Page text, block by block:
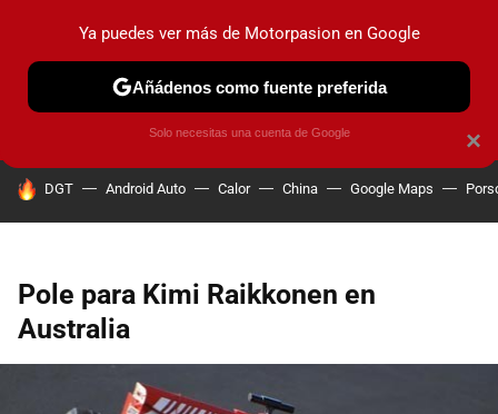
PRUEBAS COCHES ELÉCTRICOS OBSERVATORIO
HOY SE HABLA DE
DGT Android Auto Calor China Google Maps
Pole para Kimi Raikkonen en
Australia
×
Ya puedes ver más de Motorpasion en Google
Añádenos como fuente preferida
Solo necesitas una cuenta de Google